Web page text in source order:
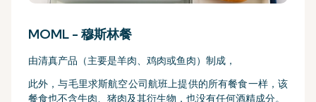
MOML - 穆斯林餐
由清真产品（主要是羊肉、鸡肉或鱼肉）制成，
此外，与毛里求斯航空公司航班上提供的所有餐食一样，该
餐食也不含牛肉、猪肉及其衍生物，也没有任何酒精成分。